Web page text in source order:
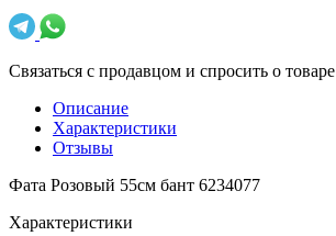
Связаться с продавцом и спросить о товаре
Описание
Характеристики
Отзывы
Фата Розовый 55см бант 6234077
Характеристики